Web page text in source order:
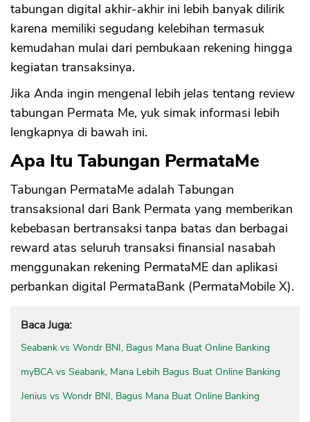
tabungan digital akhir-akhir ini lebih banyak dilirik
karena memiliki segudang kelebihan termasuk
kemudahan mulai dari pembukaan rekening hingga
kegiatan transaksinya.
Jika Anda ingin mengenal lebih jelas tentang review
tabungan Permata Me, yuk simak informasi lebih
lengkapnya di bawah ini.
Apa Itu Tabungan PermataMe
Tabungan PermataMe adalah Tabungan
transaksional dari Bank Permata yang memberikan
kebebasan bertransaksi tanpa batas dan berbagai
reward atas seluruh transaksi finansial nasabah
menggunakan rekening PermataME dan aplikasi
perbankan digital PermataBank (PermataMobile X).
Baca Juga:
Seabank vs Wondr BNI, Bagus Mana Buat Online Banking
myBCA vs Seabank, Mana Lebih Bagus Buat Online Banking
Jenius vs Wondr BNI, Bagus Mana Buat Online Banking